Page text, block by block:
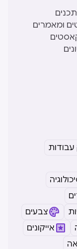
ומאמרים
עבודות
צבעים
אייקונים